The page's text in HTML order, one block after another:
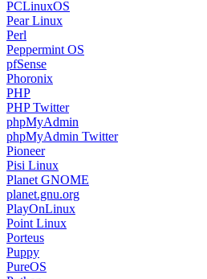
PCLinuxOS
Pear Linux
Perl
Peppermint OS
pfSense
Phoronix
PHP
PHP Twitter
phpMyAdmin
phpMyAdmin Twitter
Pioneer
Pisi Linux
Planet GNOME
planet.gnu.org
PlayOnLinux
Point Linux
Porteus
Puppy
PureOS